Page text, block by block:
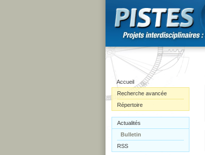
Accueil
Recherche avancée
Répertoire
Actualités
Bulletin
RSS